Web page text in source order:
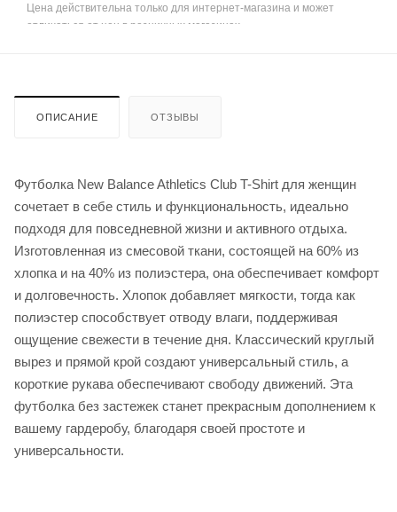
Цена действительна только для интернет-магазина и может
отличаться от цен в розничных магазинах
ОПИСАНИЕ ОТЗЫВЫ
Футболка New Balance Athletics Club T-Shirt для женщин
сочетает в себе стиль и функциональность, идеально
подходя для повседневной жизни и активного отдыха.
Изготовленная из смесовой ткани, состоящей на 60% из
хлопка и на 40% из полиэстера, она обеспечивает комфорт
и долговечность. Хлопок добавляет мягкости, тогда как
полиэстер способствует отводу влаги, поддерживая
ощущение свежести в течение дня. Классический круглый
вырез и прямой крой создают универсальный стиль, а
короткие рукава обеспечивают свободу движений. Эта
футболка без застежек станет прекрасным дополнением к
вашему гардеробу, благодаря своей простоте и
универсальности.